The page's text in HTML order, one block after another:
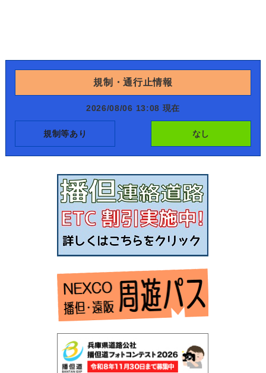
規制・通行止情報
2026/08/06 13:08 現在
規制等あり なし